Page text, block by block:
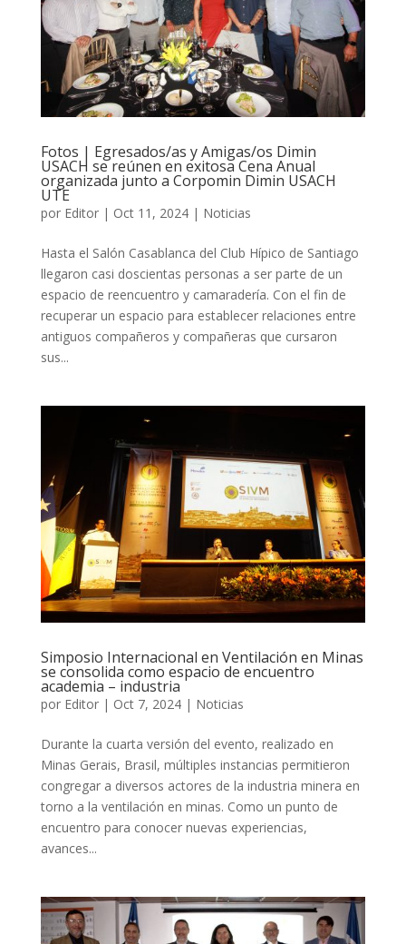
Fotos | Egresados/as y Amigas/os Dimin
USACH se reúnen en exitosa Cena Anual
organizada junto a Corpomin Dimin USACH
UTE
por Editor| Oct 11, 2024| Noticias
Hasta el Salón Casablanca del Club Hípico de Santiago
llegaron casi doscientas personas a ser parte de un
espacio de reencuentro y camaradería. Con el fin de
recuperar un espacio para establecer relaciones entre
antiguos compañeros y compañeras que cursaron
sus...
Simposio Internacional en Ventilación en Minas
se consolida como espacio de encuentro
academia – industria
por Editor| Oct 7, 2024| Noticias
Durante la cuarta versión del evento, realizado en
Minas Gerais, Brasil, múltiples instancias permitieron
congregar a diversos actores de la industria minera en
torno a la ventilación en minas. Como un punto de
encuentro para conocer nuevas experiencias,
avances...